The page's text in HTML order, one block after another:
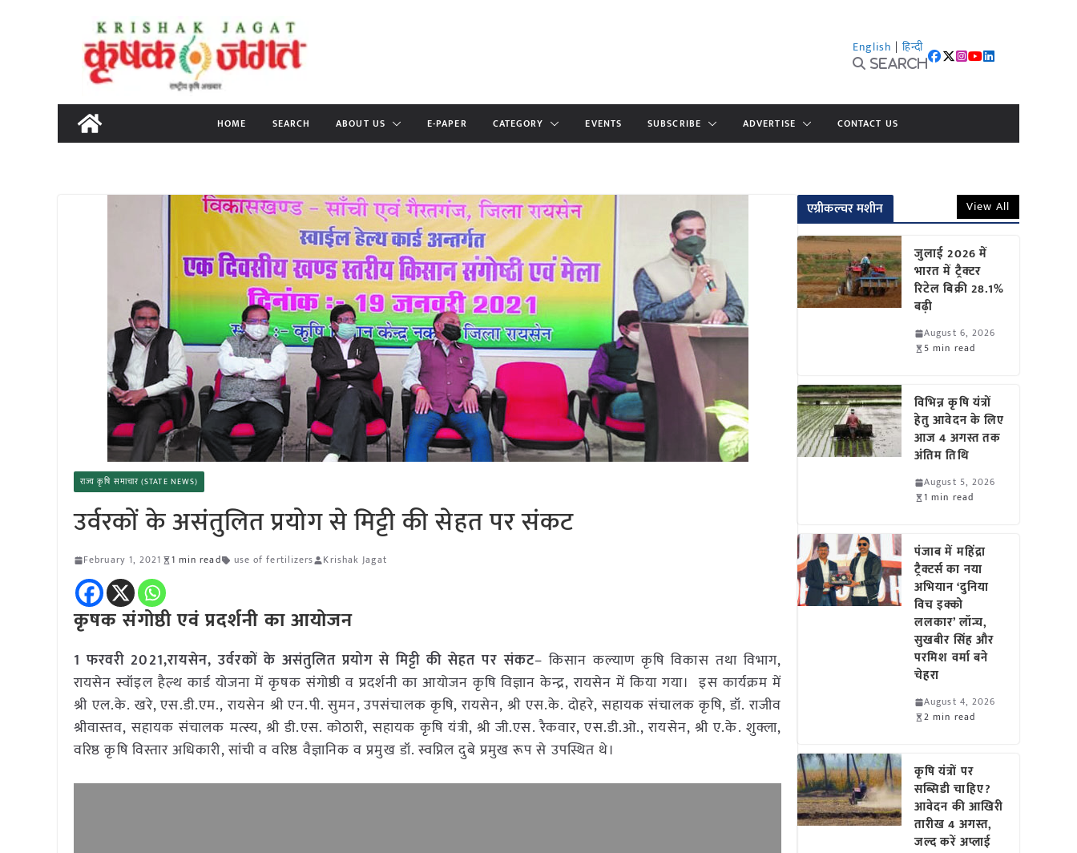
content
English | हिन्दी
Search
HOME SEARCH ABOUT US E-PAPER CATEGORY EVENTS SUBSCRIBE ADVERTISE CONTACT US
राज्य कृषि समाचार (STATE NEWS)
उर्वरकों के असंतुलित प्रयोग से मिट्टी की सेहत पर संकट
February 1, 2021 1 min read use of fertilizers Krishak Jagat
कृषक संगोष्ठी एवं प्रदर्शनी का आयोजन
1 फरवरी 2021,रायसेन, उर्वरकों के असंतुलित प्रयोग से मिट्टी की सेहत पर संकट– किसान कल्याण कृषि विकास तथा विभाग,
रायसेन स्वॉइल हैल्थ कार्ड योजना में कृषक संगोष्ठी व प्रदर्शनी का आयोजन कृषि विज्ञान केन्द्र, रायसेन में किया गया। इस कार्यक्रम में
श्री एल.के. खरे, एस.डी.एम., रायसेन श्री एन.पी. सुमन, उपसंचालक कृषि, रायसेन, श्री एस.के. दोहरे, सहायक संचालक कृषि, डॉ. राजीव
श्रीवास्तव, सहायक संचालक मत्स्य, श्री डी.एस. कोठारी, सहायक कृषि यंत्री, श्री जी.एस. रैकवार, एस.डी.ओ., रायसेन, श्री ए.के. शुक्ला,
वरिष्ठ कृषि विस्तार अधिकारी, सांची व वरिष्ठ वैज्ञानिक व प्रमुख डॉ. स्वप्निल दुबे प्रमुख रूप से उपस्थित थे।
एग्रीकल्चर मशीन View All
जुलाई 2026 में
भारत में ट्रैक्टर
रिटेल बिक्री 28.1%
बढ़ी
August 6, 2026
5 min read
विभिन्न कृषि यंत्रों
हेतु आवेदन के लिए
आज 4 अगस्त तक
अंतिम तिथि
August 5, 2026
1 min read
पंजाब में महिंद्रा
ट्रैक्टर्स का नया
अभियान ‘दुनिया
विच इक्को
ललकार’ लॉन्च,
सुखबीर सिंह और
परमिश वर्मा बने
चेहरा
August 4, 2026
2 min read
कृषि यंत्रों पर
सब्सिडी चाहिए?
आवेदन की आखिरी
तारीख 4 अगस्त,
जल्द करें अप्लाई